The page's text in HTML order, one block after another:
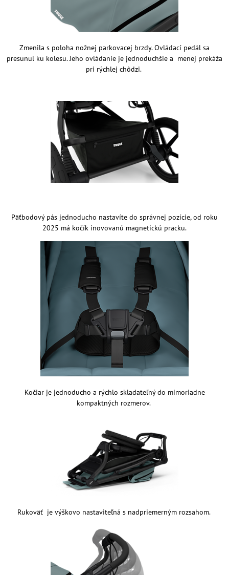
Zmenila s poloha nožnej parkovacej brzdy. Ovládací pedál sa
presunul ku kolesu. Jeho ovládanie je jednoduchšie a menej prekáža
pri rýchlej chôdzi.
Päťbodový pás jednoducho nastavíte do správnej pozície, od roku
2025 má kočík inovovanú magnetickú pracku.
Kočiar je jednoducho a rýchlo skladateľný do mimoriadne
kompaktných rozmerov.
Rukoväť je výškovo nastaviteľná s nadpriemerným rozsahom.